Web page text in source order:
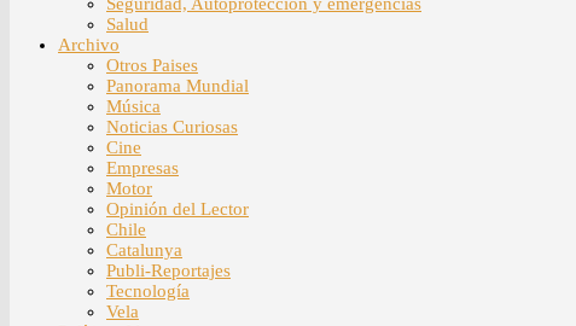
Salud
Archivo
Otros Paises
Panorama Mundial
Música
Noticias Curiosas
Cine
Empresas
Motor
Opinión del Lector
Chile
Catalunya
Publi-Reportajes
Tecnología
Vela